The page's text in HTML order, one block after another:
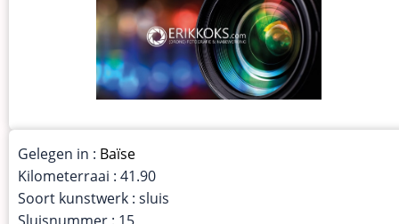
Gelegen in : Baïse
Kilometerraai : 41.90
Soort kunstwerk : sluis